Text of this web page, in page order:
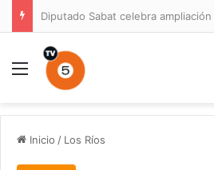
Menú
Inicio / Los Ríos